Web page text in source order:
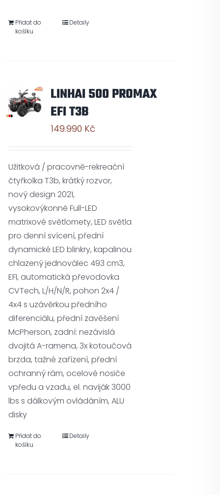
Přidat do
košíku
Detaily
LINHAI 500 PROMAX
EFI T3B
149.990 Kč
Užitková / pracovně-rekreační
čtyřkolka T3b, krátký rozvor,
nový design 2021,
vysokovýkonné Full-LED
matrixové světlomety, LED světla
pro denní svícení, přední
dynamické LED blinkry, kapalinou
chlazený jednoválec 493 cm3,
EFI, automatická převodovka
CVTech, L/H/N/R, pohon 2x4 /
4x4 s uzávěrkou předního
diferenciálu, přední zavěšení
McPherson, zadní: nezávislá
dvojitá A-ramena, 3x kotoučová
brzda, tažné zařízení, přední
ochranný rám, ocelové nosiče
vpředu a vzadu, el. naviják 3000
lbs s dálkovým ovládáním, ALU
disky
Přidat do
košíku
Detaily